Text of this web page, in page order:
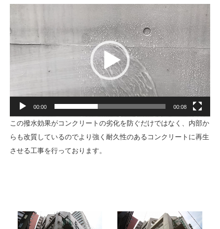
動
画
プ
レ
ー
ヤ
00:00 00:08
この撥水効果がコンクリートの劣化を防ぐだけではなく、内部か
らも改質しているのでより強く耐久性のあるコンクリートに再生
させる工事を行っております。